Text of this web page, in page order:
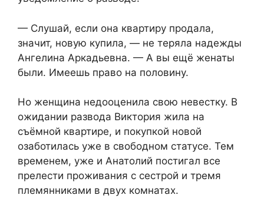
— Слушай, если она квартиру продала,
значит, новую купила, — не теряла надежды
Ангелина Аркадьевна. — А вы ещё женаты
были. Имеешь право на половину.
Но женщина недооценила свою невестку. В
ожидании развода Виктория жила на
съёмной квартире, и покупкой новой
озаботилась уже в свободном статусе. Тем
временем, уже и Анатолий постигал все
прелести проживания с сестрой и тремя
племянниками в двух комнатах.